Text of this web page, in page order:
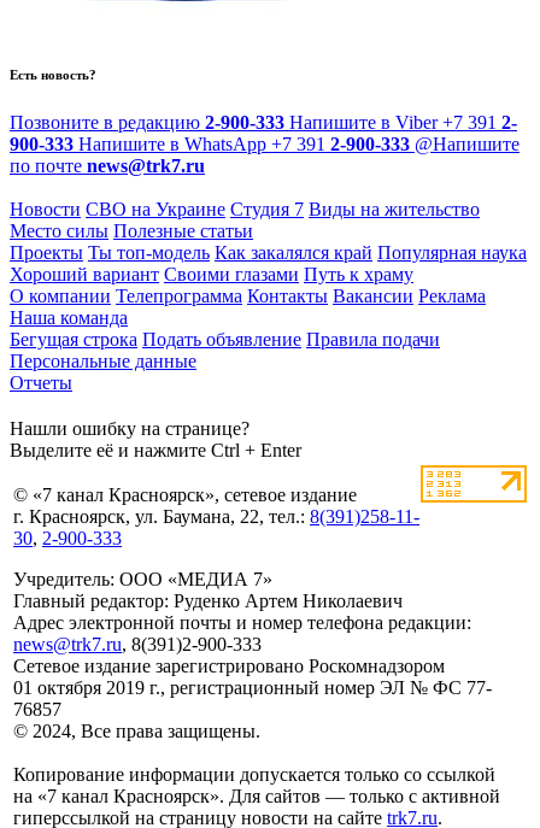
Есть новость?
Позвоните в редакцию 2-900-333 Напишите в Viber +7 391 2-
900-333 Напишите в WhatsApp +7 391 2-900-333 @Напишите
по почте news@trk7.ru
Новости СВО на Украине Студия 7 Виды на жительство
Место силы Полезные статьи
Проекты Ты топ-модель Как закалялся край Популярная наука
Хороший вариант Своими глазами Путь к храму
О компании Телепрограмма Контакты Вакансии Реклама
Наша команда
Бегущая строка Подать объявление Правила подачи
Персональные данные
Отчеты
Нашли ошибку на странице?
Выделите её и нажмите Ctrl + Enter
© «7 канал Красноярск», сетевое издание
г. Красноярск, ул. Баумана, 22, тел.: 8(391)258-11-
30, 2-900-333
Учредитель: ООО «МЕДИА 7»
Главный редактор: Руденко Артем Николаевич
Адрес электронной почты и номер телефона редакции:
news@trk7.ru, 8(391)2-900-333
Сетевое издание зарегистрировано Роскомнадзором
01 октября 2019 г., регистрационный номер ЭЛ № ФС 77-
76857
© 2024, Все права защищены.
Копирование информации допускается только со ссылкой
на «7 канал Красноярск». Для сайтов — только с активной
гиперссылкой на страницу новости на сайте trk7.ru.